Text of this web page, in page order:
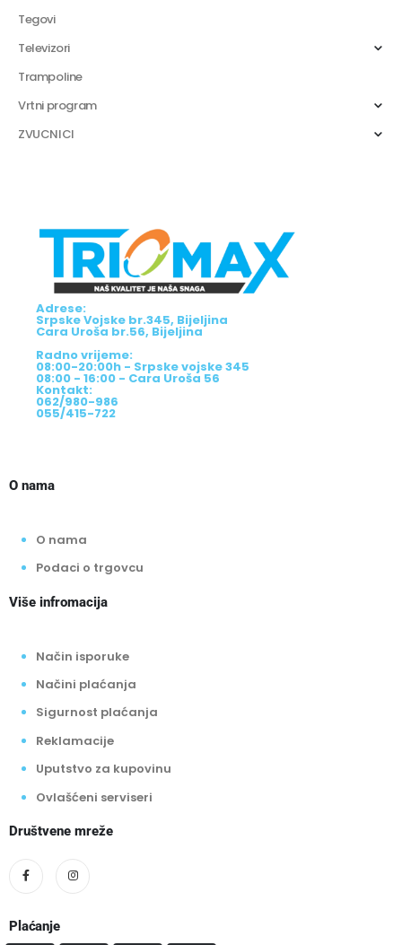
Tegovi
Televizori
Trampoline
Vrtni program
ZVUCNICI
Adrese:
Srpske Vojske br.345, Bijeljina
Cara Uroša br.56, Bijeljina
Radno vrijeme:
08:00-20:00h - Srpske vojske 345
08:00 - 16:00 - Cara Uroša 56
Kontakt:
062/980-986
055/415-722
O nama
O nama
Podaci o trgovcu
Više infromacija
Način isporuke
Načini plaćanja
Sigurnost plaćanja
Reklamacije
Uputstvo za kupovinu
Ovlašćeni serviseri
Društvene mreže
Plaćanje